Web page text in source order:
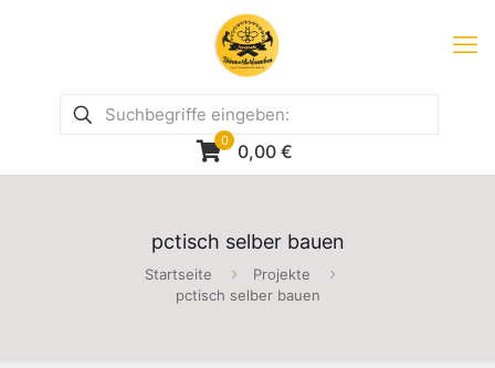
0 0,00 €
pctisch selber bauen
Startseite
Projekte
pctisch selber bauen